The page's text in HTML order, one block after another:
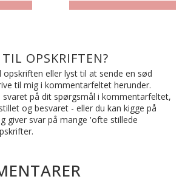
OPSKRIFTEN?
opskriften eller lyst til at sende en sød
til mig i kommentarfeltet herunder.
svaret på dit spørgsmål i kommentarfeltet,
og besvaret - eller du kan kigge på
giver svar på mange 'ofte stillede